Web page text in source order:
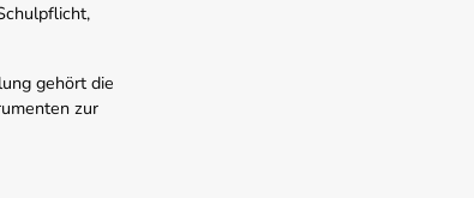
gehört die
zur